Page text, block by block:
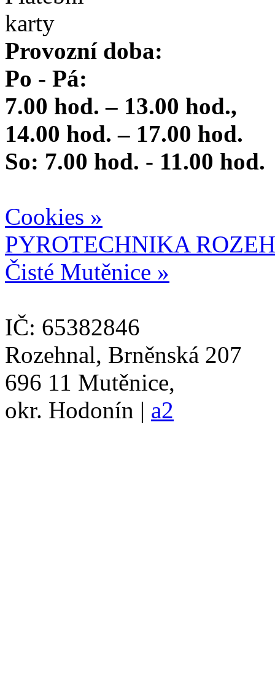
Provozní doba:
Po - Pá:
7.00 hod. – 13.00 hod.,
14.00 hod. – 17.00 hod.
So: 7.00 hod. - 11.00 hod.
Cookies »
PYROTECHNIKA
Čisté Mutěnice »
IČ: 65382846
Rozehnal, Brněnská 207
696 11 Mutěnice,
okr. Hodonín | a2